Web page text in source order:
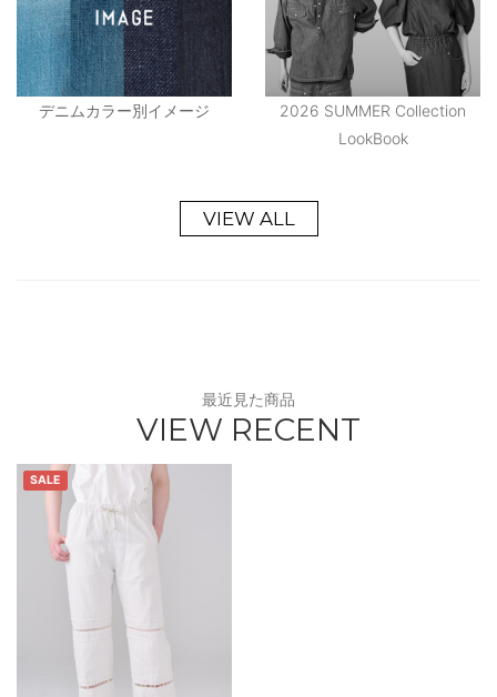
デニムカラー別イメージ
2026 SUMMER Collection
LookBook
VIEW ALL
最近見た商品
VIEW RECENT
SALE